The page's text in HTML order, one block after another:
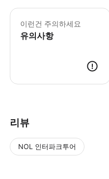
이런건 주의하세요
유의사항
리뷰
NOL 인터파크투어